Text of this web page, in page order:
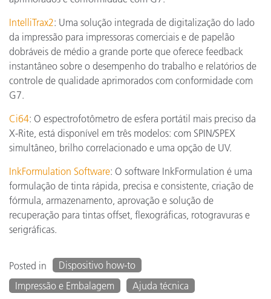
IntelliTrax2: Uma solução integrada de digitalização do lado
da impressão para impressoras comerciais e de papelão
dobráveis de médio a grande porte que oferece feedback
instantâneo sobre o desempenho do trabalho e relatórios de
controle de qualidade aprimorados com conformidade com
G7.
Ci64: O espectrofotômetro de esfera portátil mais preciso da
X-Rite, está disponível em três modelos: com SPIN/SPEX
simultâneo, brilho correlacionado e uma opção de UV.
InkFormulation Software: O software InkFormulation é uma
formulação de tinta rápida, precisa e consistente, criação de
fórmula, armazenamento, aprovação e solução de
recuperação para tintas offset, flexográficas, rotogravuras e
serigráficas.
Posted in
Dispositivo how-to
Impressão e Embalagem
Ajuda técnica